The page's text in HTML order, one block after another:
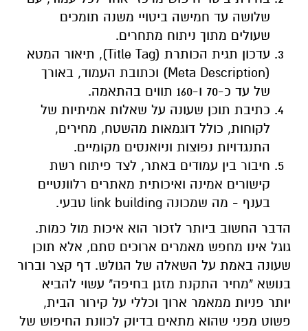
שלושה עד חמישה ביטויי משנה תומכים
שעולים מתוך ניתוח מתחרים.
עדכון תגית הכותרת (Title Tag), תיאור המטא
(Meta Description) וכתובת העמוד, באורך
של עד כ-70 ו-160 תווים בהתאמה.
כתיבת תוכן שעונה על שאלות אמיתיות של
לקוחות, כולל דוגמאות מהשטח, מחירים,
התנגדויות נפוצות וניואנסים מקומיים.
חיבור בין עמודים באתר, לצד פיתוח רשת
קישורים אמינה ואיכותית מאתרים רלוונטיים
בענף - מה שמכונה link building טבעי.
הדבר החשוב ביותר לזכור הוא איכות מול כמות.
גוגל אינו מחפש מאמרים ארוכים סתם, אלא תוכן
שעונה באמת על השאלה של הגולש. דף קצר וברור
בנושא "מחיר התקנת מזגן בחיפה" עשוי להביא
יותר פניות ממאמר ארוך וכללי על קירור הבית,
פשוט מפני שהוא מתאים בדיוק לכוונת החיפוש של